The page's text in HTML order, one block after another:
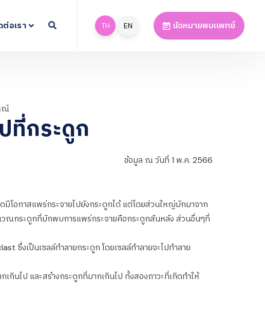
ต่อเรา TH EN นัดหมายพบแพทย์
ณ์
ที่กระดูก
ข้อมูล ณ วันที่ 1 พ.ค. 2566
มีโอกาสแพร่กระจายไปยังกระดูกได้ แต่โดยส่วนใหญ่มักมาจาก
ริเวณกระดูกที่มักพบการแพร่กระจายคือกระดูกสันหลัง ส่วนอื่นๆที่
ซึ่งเป็นเซลล์ทำลายกระดูก โดยเซลล์ทำลายจะไปทำลาย
เกินไป และสร้างกระดูกที่มากเกินไป ทั้งสองภาวะที่เกิดทำให้